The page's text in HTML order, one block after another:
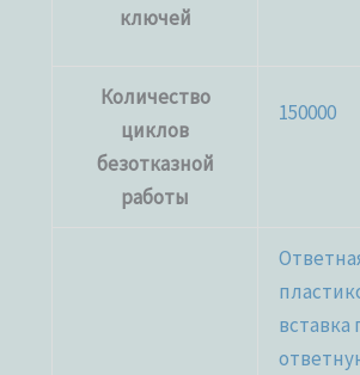
ключей
Количество
циклов
безотказной
работы
150000
вставка